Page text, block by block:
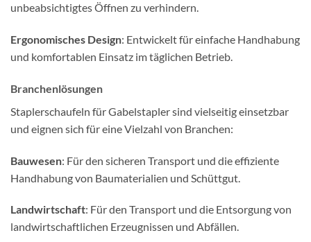
unbeabsichtigtes Öffnen zu verhindern.
Ergonomisches Design: Entwickelt für einfache Handhabung
und komfortablen Einsatz im täglichen Betrieb.
Branchenlösungen
Staplerschaufeln für Gabelstapler sind vielseitig einsetzbar
und eignen sich für eine Vielzahl von Branchen:
Bauwesen: Für den sicheren Transport und die effiziente
Handhabung von Baumaterialien und Schüttgut.
Landwirtschaft: Für den Transport und die Entsorgung von
landwirtschaftlichen Erzeugnissen und Abfällen.